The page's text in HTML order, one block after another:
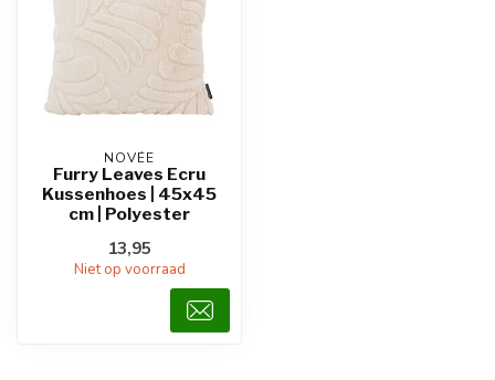
NOVÉE
Furry Leaves Ecru
Kussenhoes | 45x45
cm | Polyester
13,95
Niet op voorraad